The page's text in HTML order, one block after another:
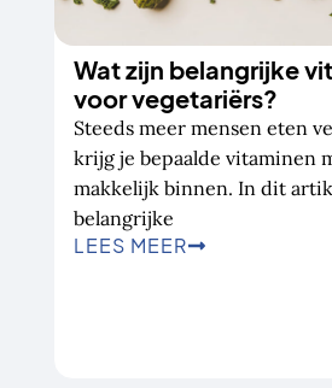
Wat zijn belangrijke
voor vegetariërs?
Steeds meer mensen eten
krijg je bepaalde vitaminen
makkelijk binnen. In dit
belangrijke
LEES MEER